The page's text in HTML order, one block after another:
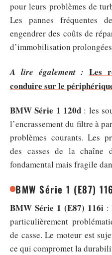
pour leurs problèmes de
Les pannes fréquentes
engendrer des coûts de
d’immobilisation
A lire également : Les
conduire sur le
BMW Série 1 120d : les
l’encrassement du filtre à
problèmes courants. Les
des casses de la chaîne
fondamental mais fragile
BMW Série 1 (E87)
BMW Série 1 (E87) 116i:
particulièrement
de casse. Le moteur est
ce qui compromet la